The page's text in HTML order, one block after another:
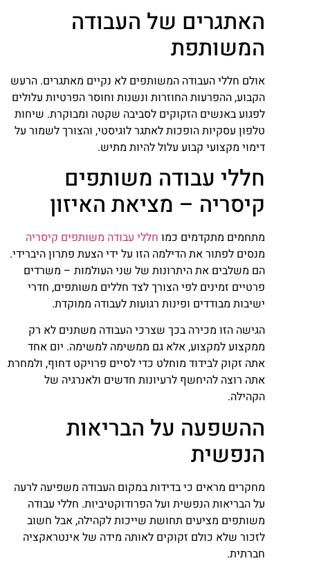
האתגרים של העבודה
המשותפת
אולם חללי העבודה המשותפים לא נקיים מאתגרים. הרעש
הקבוע, ההפרעות החוזרות ונשנות וחוסר הפרטיות עלולים
לפגוע באנשים הזקוקים לסביבה שקטה ומבוקרת. שיחות
טלפון עסקיות הופכות לאתגר לוגיסטי, והצורך לשמור על
דימוי מקצועי קבוע עלול להיות מתיש.
חללי עבודה משותפים
קיסריה – מציאת האיזון
מתחמים מתקדמים כמו חללי עבודה משותפים קיסריה
מנסים לפתור את הדילמה הזו על ידי הצעת פתרון היברידי.
הם משלבים את היתרונות של שני העולמות – משרדים
פרטיים זמינים לפי הצורך לצד חללים משותפים, חדרי
ישיבות מבודדים ופינות רגועות לעבודה ממוקדת.
הגישה הזו מכירה בכך שצרכי העבודה משתנים לא רק
ממקצוע למקצוע, אלא גם ממשימה למשימה. יום אחד
אתה זקוק לבידוד מוחלט כדי לסיים פרויקט דחוף, ולמחרת
אתה רוצה להיחשף לרעיונות חדשים ולאנרגיה של
הקהילה.
ההשפעה על הבריאות
הנפשית
מחקרים מראים כי בדידות במקום העבודה משפיעה לרעה
על הבריאות הנפשית ועל הפרודוקטיביות. חללי עבודה
משותפים מציעים תחושת שייכות לקהילה, אבל חשוב
לזכור שלא כולם זקוקים לאותה מידה של אינטראקציה
חברתית.